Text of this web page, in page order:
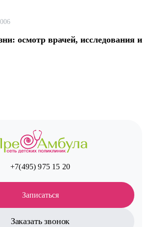
осмотр врачей, исследования и
+7(495) 975 15 20
Записаться
Заказать звонок